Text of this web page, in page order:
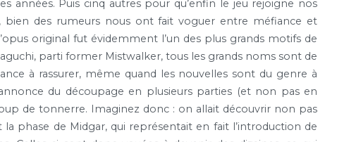
années. Puis cinq autres pour qu’enfin le jeu rejoigne nos
bien des rumeurs nous ont fait voguer entre méfiance et
original fut évidemment l’un des plus grands motifs de
parti former Mistwalker, tous les grands noms sont de
à rassurer, même quand les nouvelles sont du genre à
du découpage en plusieurs parties (et non pas en
de tonnerre. Imaginez donc : on allait découvrir non pas
phase de Midgar, qui représentait en fait l’introduction de